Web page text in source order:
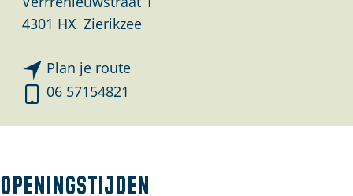
4301 HX Zierikzee
Plan je routen
i
06 57154821
u
Openingstijden